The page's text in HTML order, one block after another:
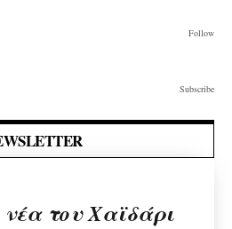
Follow
Subscribe
του Χαϊδάρι